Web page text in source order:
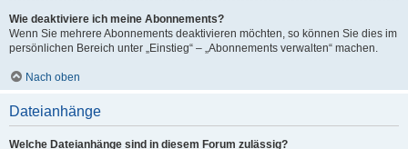
Wie deaktiviere ich meine Abonnements?
Wenn Sie mehrere Abonnements deaktivieren möchten, so können Sie dies im
persönlichen Bereich unter „Einstieg“ – „Abonnements verwalten“ machen.
Nach oben
Dateianhänge
Welche Dateianhänge sind in diesem Forum zulässig?